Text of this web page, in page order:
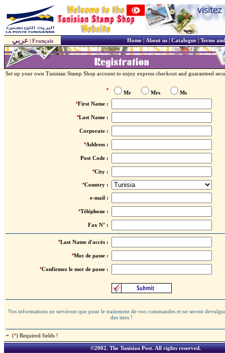
عربي| Français Home|About us|Catalogue|Terms
Set up your own Tunisian Stamp Shop account to enjoy express checkout and guaranteed
* Mr Mrs
Ms
*First Name :
*Last Name :
Corporate :
*Address :
Post Code :
*City :
*Country :
e-mail :
*Téléphone :
Fax N° :
*Last Name d'accès :
*Mot de passe :
*Confirmez le mot de passe :
Vos informations ne serviront que pour le traitement de vos commandes et ne seront
des tiers !
(*) Required fields !
©2002.The Tunisian Post. All rights reserved.